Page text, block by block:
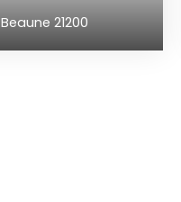
Beaune 21200